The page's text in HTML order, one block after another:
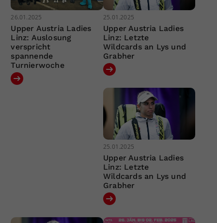
26.01.2025
Upper Austria Ladies
Linz: Auslosung
verspricht
spannende
Turnierwoche
25.01.2025
Upper Austria Ladies
Linz: Letzte
Wildcards an Lys und
Grabher
25.01.2025
Upper Austria Ladies
Linz: Letzte
Wildcards an Lys und
Grabher